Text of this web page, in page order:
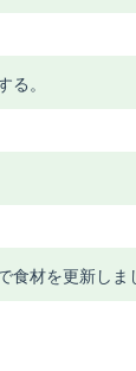
。
食材を更新しま